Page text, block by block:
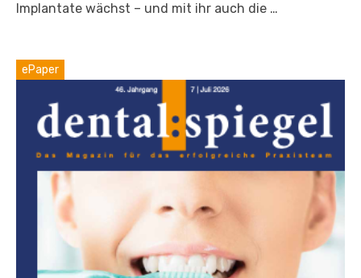
Implantate wächst – und mit ihr auch die …
ePaper